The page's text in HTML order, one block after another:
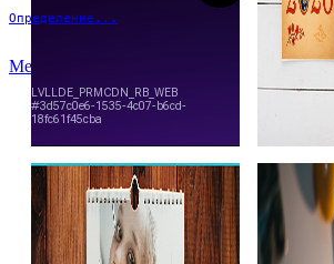
Определение...
Меню